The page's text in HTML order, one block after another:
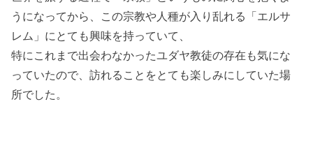
うになってから、この宗教や人種が入り乱れる「エルサ
レム」にとても興味を持っていて、
特にこれまで出会わなかったユダヤ教徒の存在も気にな
っていたので、訪れることをとても楽しみにしていた場
所でした。